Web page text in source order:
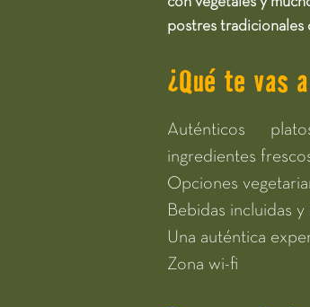
postres tradicionales
¿Qué te vas
Auténticos
ingredientes
Opciones
Bebidas incluidas
Una auténtica
Zona wi-fi